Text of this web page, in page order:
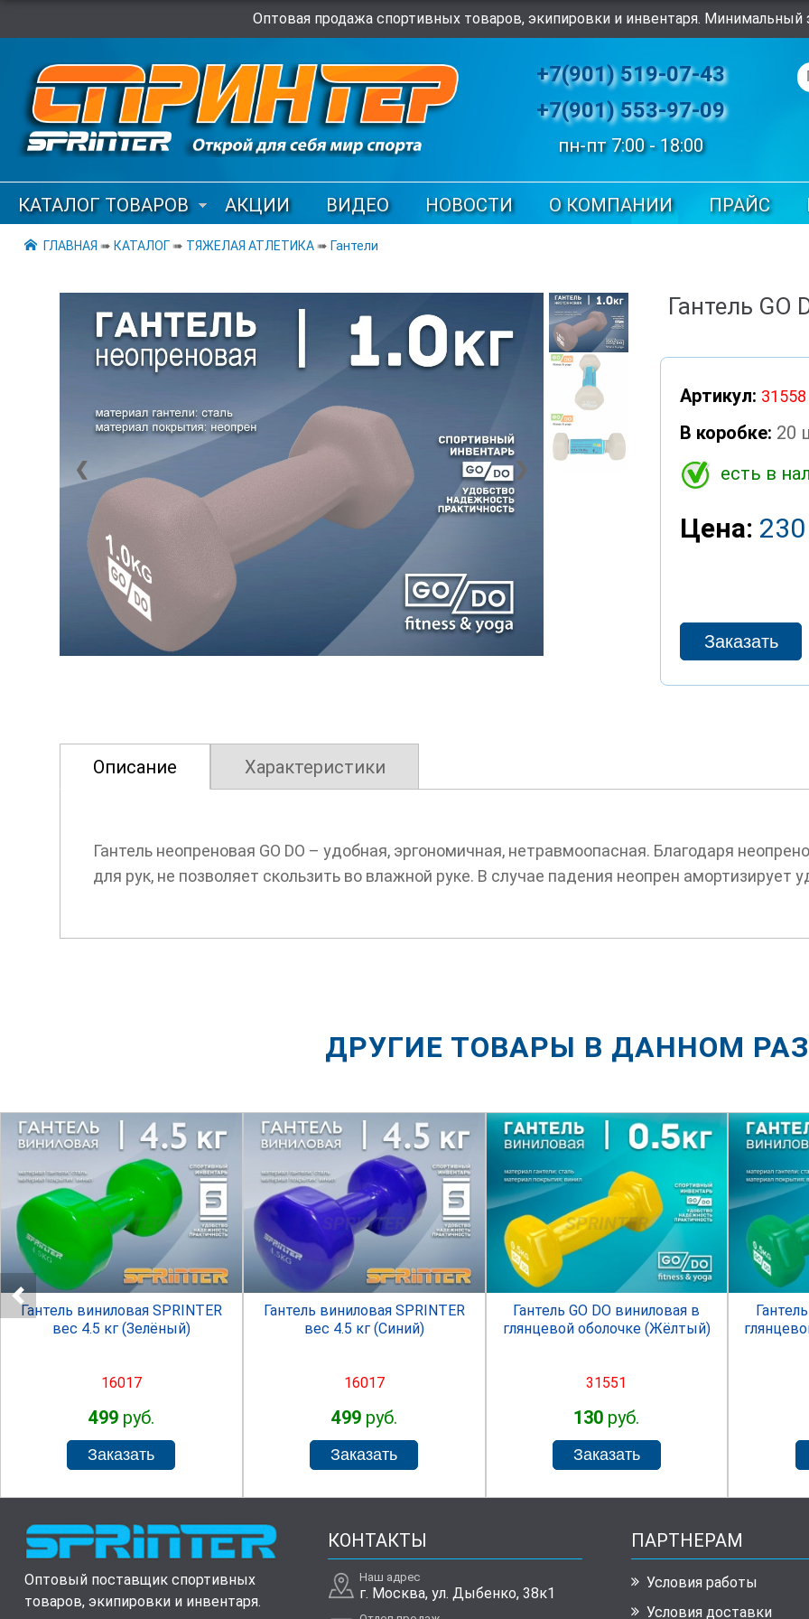
Оптовая продажа спортивных товаров, экипировки и инвентаря. Минимальный
+7(901) 519-07-43
+7(901) 553-97-09
пн-пт 7:00 - 18:00
КАТАЛОГ ТОВАРОВ АКЦИИ ВИДЕО НОВОСТИ О КОМПАНИИ ПРАЙС
ГЛАВНАЯ ➠ КАТАЛОГ➠ ТЯЖЕЛАЯ АТЛЕТИКА➠ Гантели
❮ ❯
Гантель GO
Артикул: 31558
В коробке: 20
есть в
Цена: 230
Описание Характеристики
Гантель неопреновая GO DO – удобная, эргономичная, нетравмоопасная. Благодаря
для рук, не позволяет скользить во влажной руке. В случае падения неопрен амортизирует
ДРУГИЕ ТОВАРЫ В ДАННОМ
SPRINTER
Гантель виниловая SPRINTER
вес 4.5 кг (Зелёный)
16017
499руб.
SPRINTER
Гантель виниловая SPRINTER
вес 4.5 кг (Синий)
16017
499руб.
SPRINTER
Гантель GO DO виниловая в
глянцевой оболочке (Жёлтый)
31551
130 руб.
Оптовый поставщик спортивных
товаров, экипировки и инвентаря.
КОНТАКТЫ
Наш адрес
г. Москва, ул. Дыбенко, 38к1
ПАРТНЕРАМ
Условия работы
Условия доставки